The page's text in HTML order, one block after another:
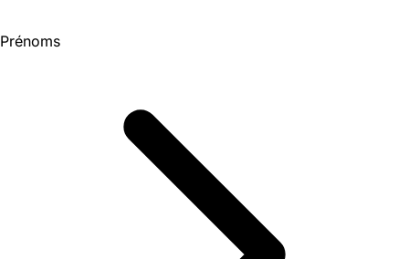
Prénoms